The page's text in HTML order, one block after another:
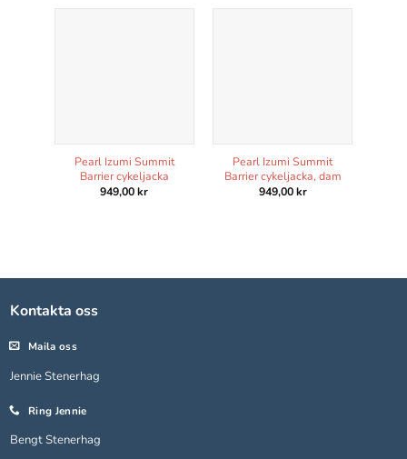
Pearl Izumi Summit
Barrier cykeljacka
949,00kr
Pearl Izumi Summit
Barrier cykeljacka, dam
949,00kr
Kontakta oss
Maila oss
Jennie Stenerhag
Ring Jennie
Bengt Stenerhag